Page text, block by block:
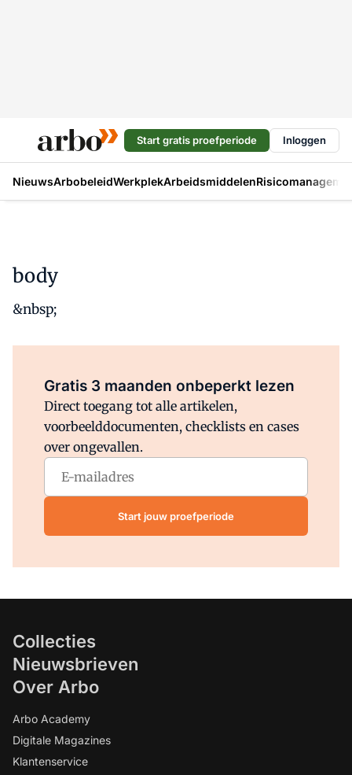
Start gratis proefperiode Inloggen
NieuwsArbobeleidWerkplekArbeidsmiddelen
body
&nbsp;
Gratis 3 maanden onbeperkt lezen
Direct toegang tot alle artikelen,
voorbeelddocumenten, checklists en cases
over ongevallen.
Start jouw proefperiode
Collecties
Nieuwsbrieven
Over Arbo
Arbo Academy
Digitale Magazines
Klantenservice